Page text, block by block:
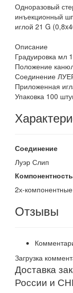
Одноразовый
инъекционный
иглой 21 G
Описание
Градуировка мл
Положение
Соединение
Приложенная
Упаковка 100
Соединение
Луэр Слип
Компонентность
2х-компонентные
Отзывы
Загрузка
Доставка
России и